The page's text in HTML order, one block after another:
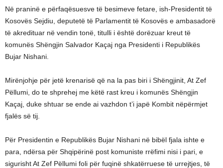
Në praninë e përfaqësuesve të besimeve fetare, ish-Presidentit të
Kosovës Sejdiu, deputetë të Parlamentit të Kosovës e ambasadorë
të akredituar në vendin tonë, titulli i është dorëzuar kreut të
komunës Shëngjin Salvador Kaçaj nga Presidenti i Republikës
Bujar Nishani.
Mirënjohje për jetë krenarisë që na la pas biri i Shëngjinit, At Zef
Pëllumi, do te shprehej me këtë rast kreu i komunës Shëngjin
Kaçaj, duke shtuar se ende ai vazhdon t’i japë Kombit nëpërmjet
fjalës së tij.
Për Presidentin e Republikës Bujar Nishani në bibël fjala ishte e
para, ndërsa për Shqipërinë post komuniste rrëfimi nisi i pari, e
sigurisht At Zef Pëllumi foli për fuqinë shkatërruese të urrejtjes, të